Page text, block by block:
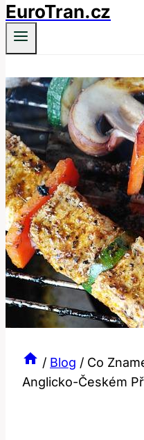
EuroTran.cz
/ Blog / Co
Anglicko-Českém